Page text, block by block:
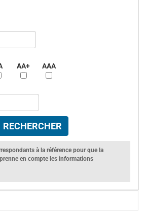
AA+ AAA
à la référence pour que la
en compte les informations